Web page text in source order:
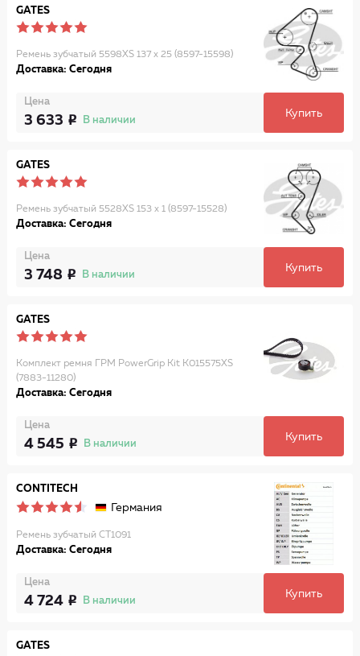
GATES
Ремень зубчатый 5598XS 137 x 25 (8597-15598)
Доставка: Сегодня
Цена
3 633 В наличии
Купить
GATES
Ремень зубчатый 5528XS 153 x 1 (8597-15528)
Доставка: Сегодня
Цена
3 748 В наличии
Купить
GATES
Комплект ремня ГРМ PowerGrip Kit K015575XS
(7883-11280)
Доставка: Сегодня
Цена
4 545 В наличии
Купить
CONTITECH
Германия
Ремень зубчатый CT1091
Доставка: Сегодня
Цена
4 724 В наличии
Купить
GATES